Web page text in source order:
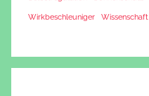
Wirkbeschleuniger Wissenschaft